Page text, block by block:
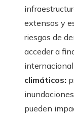
extensos y
riesgos de
acceder a
climáticos:
pueden